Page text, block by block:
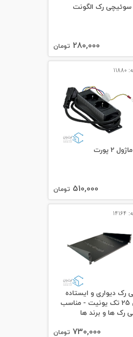
رک الگونت
280,000 تومان
2 پورت
510,000 تومان
رک دیواری و ایستاده
عمق 25 تک یونیت - مناسب
رک ها و برند ها
730,000 تومان